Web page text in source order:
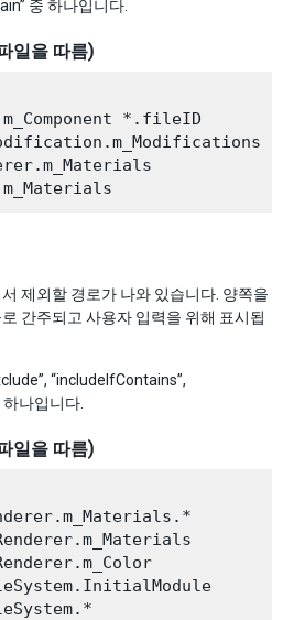
중 하나입니다.
일을 따름)
*.fileID
제외할 경로가 나와 있습니다. 양쪽을
간주되고 사용자 입력을 위해 표시됩
“includeIfContains”,
나입니다.
일을 따름)